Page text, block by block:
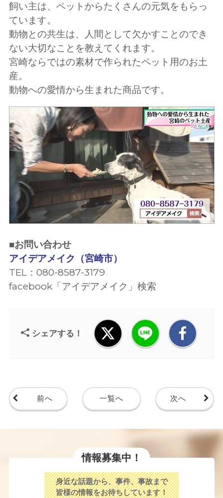
飼い主は、ペットからたくさんの元気をもらっ
ています。
動物との共生は、人間として欠かすことのでき
ない大切なことを教えてくれます。
宮崎ならではの素材で作られたペット用のお土
産。
動物への愛情から生まれた商品です。
■お問い合わせ
アイデアメイク（宮崎市）
TEL：080-8587-3179
facebook「アイデアメイク」検索
シェアする！
前へ 一覧へ 次へ
情報募集中！
身近な話題から、事件、事故まで
皆様の情報をお待ちしています！